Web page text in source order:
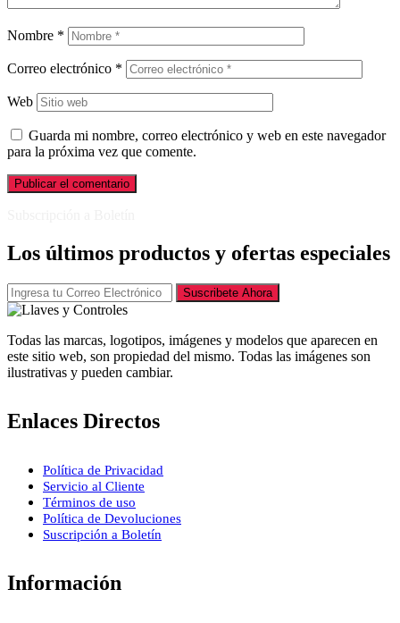
Nombre *
Correo electrónico *
Web
Guarda mi nombre, correo electrónico y web en este navegador
para la próxima vez que comente.
Los últimos productos y ofertas especiales
Suscribete Ahora
Todas las marcas, logotipos, imágenes y modelos que aparecen en
este sitio web, son propiedad del mismo. Todas las imágenes son
ilustrativas y pueden cambiar.
Enlaces Directos
Política de Privacidad
Servicio al Cliente
Términos de uso
Política de Devoluciones
Suscripción a Boletín
Información